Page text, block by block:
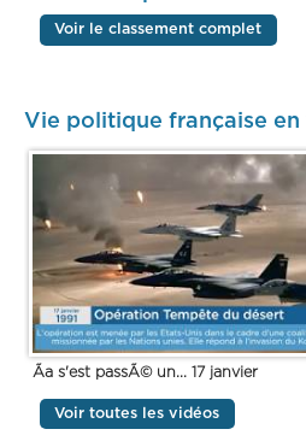
Voir le classement complet
Vie politique française en
Ãa s'est passÃ© un... 17 janvier
Voir toutes les vidéos